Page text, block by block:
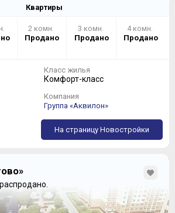
Квартиры
2 комн.
Продано
3 комн.
Продано
4 комн.
Продано
Класс жилья
Комфорт-класс
Компания
Группа «Аквилон»
На страницу Новостройки